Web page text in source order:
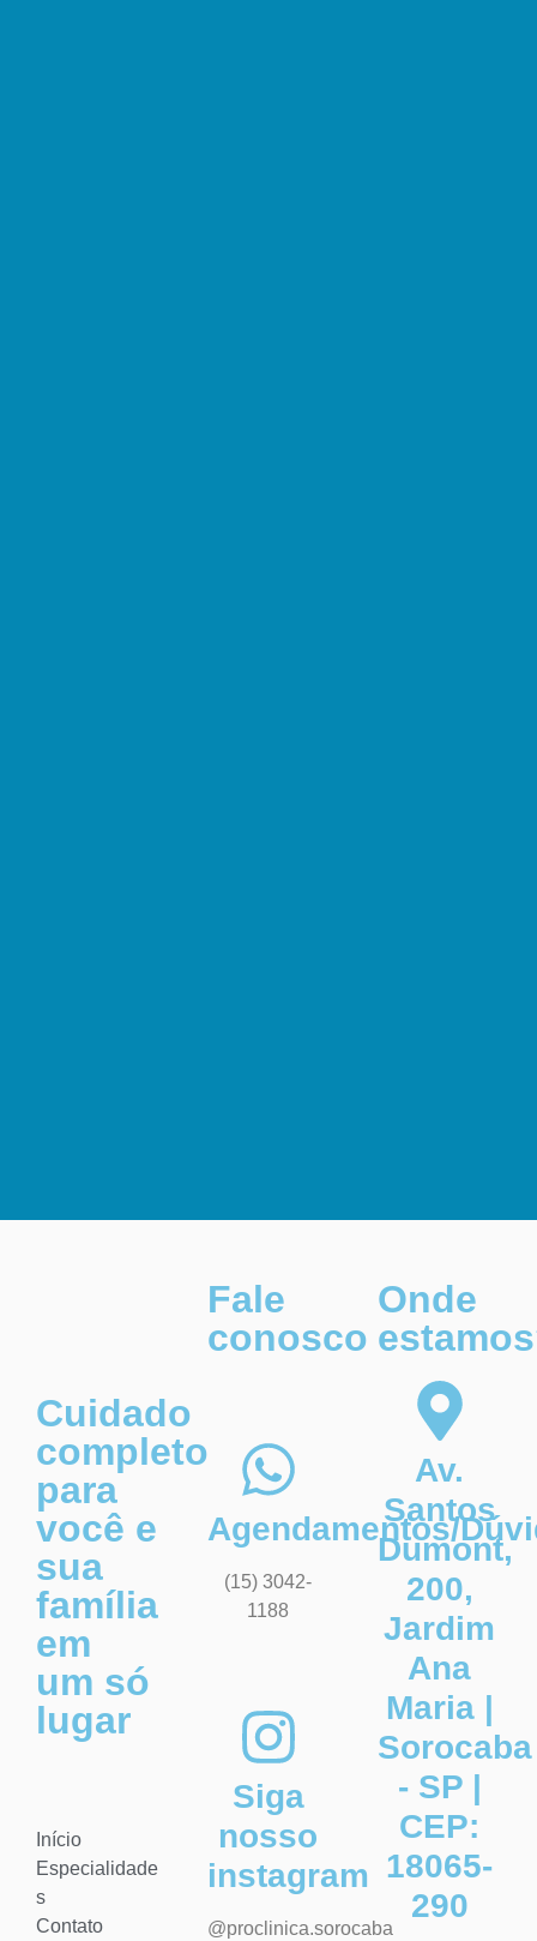
Cuidado
completo
para
você e
sua
família
em
um só
lugar
Início
Especialidade
s
Contato
Fale
conosco
Agendamentos/
(15) 3042-
1188
Siga
nosso
instagram
@proclinica.sorocaba
Onde
Av.
Santos
Dumont,
200,
Jardim
Ana
Maria |
Sorocaba
- SP |
CEP:
18065-
290